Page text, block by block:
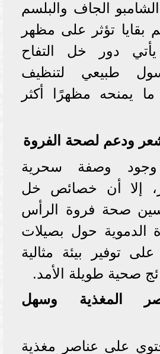
الجاف والبلسم
بقايا تؤثر على مظهر
يأتي دور خل التفاح
طبيعي لتنظيف
يمنحه مظهرًا أكثر
ودعم لصحة الفروة
وصفة سحرية
إلا أن خصائص خل
صحة فروة الرأس
الدموية حول بصيلات
توفير بيئة مثالية
صحية طويلة الأمد.
المغذية وسهل
على عناصر مغذية